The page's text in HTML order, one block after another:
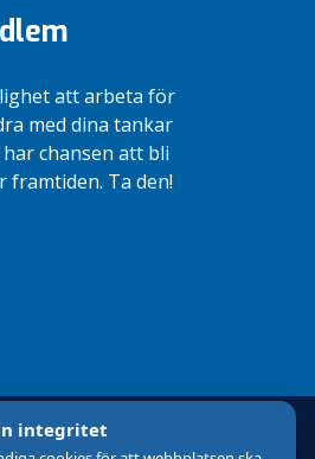
att arbeta för
med dina tankar
chansen att bli
framtiden. Ta den!
integritet